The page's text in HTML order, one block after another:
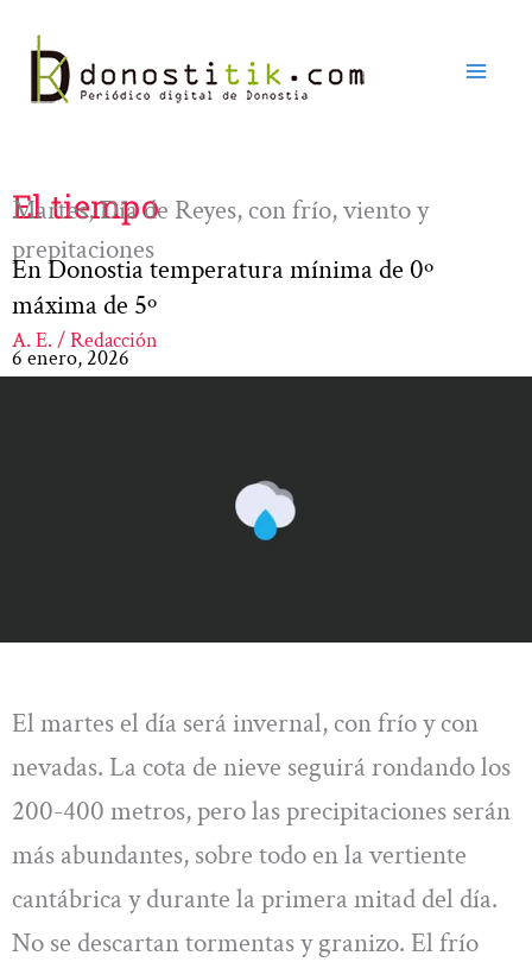
contenido
El tiempo
Martes, Día de Reyes, con frío, viento y
prepitaciones
En Donostia temperatura mínima de 0º
máxima de 5º
A. E. / Redacción
6 enero, 2026
El martes el día será invernal, con frío y con
nevadas. La cota de nieve seguirá rondando los
200-400 metros, pero las precipitaciones serán
más abundantes, sobre todo en la vertiente
cantábrica y durante la primera mitad del día.
No se descartan tormentas y granizo. El frío